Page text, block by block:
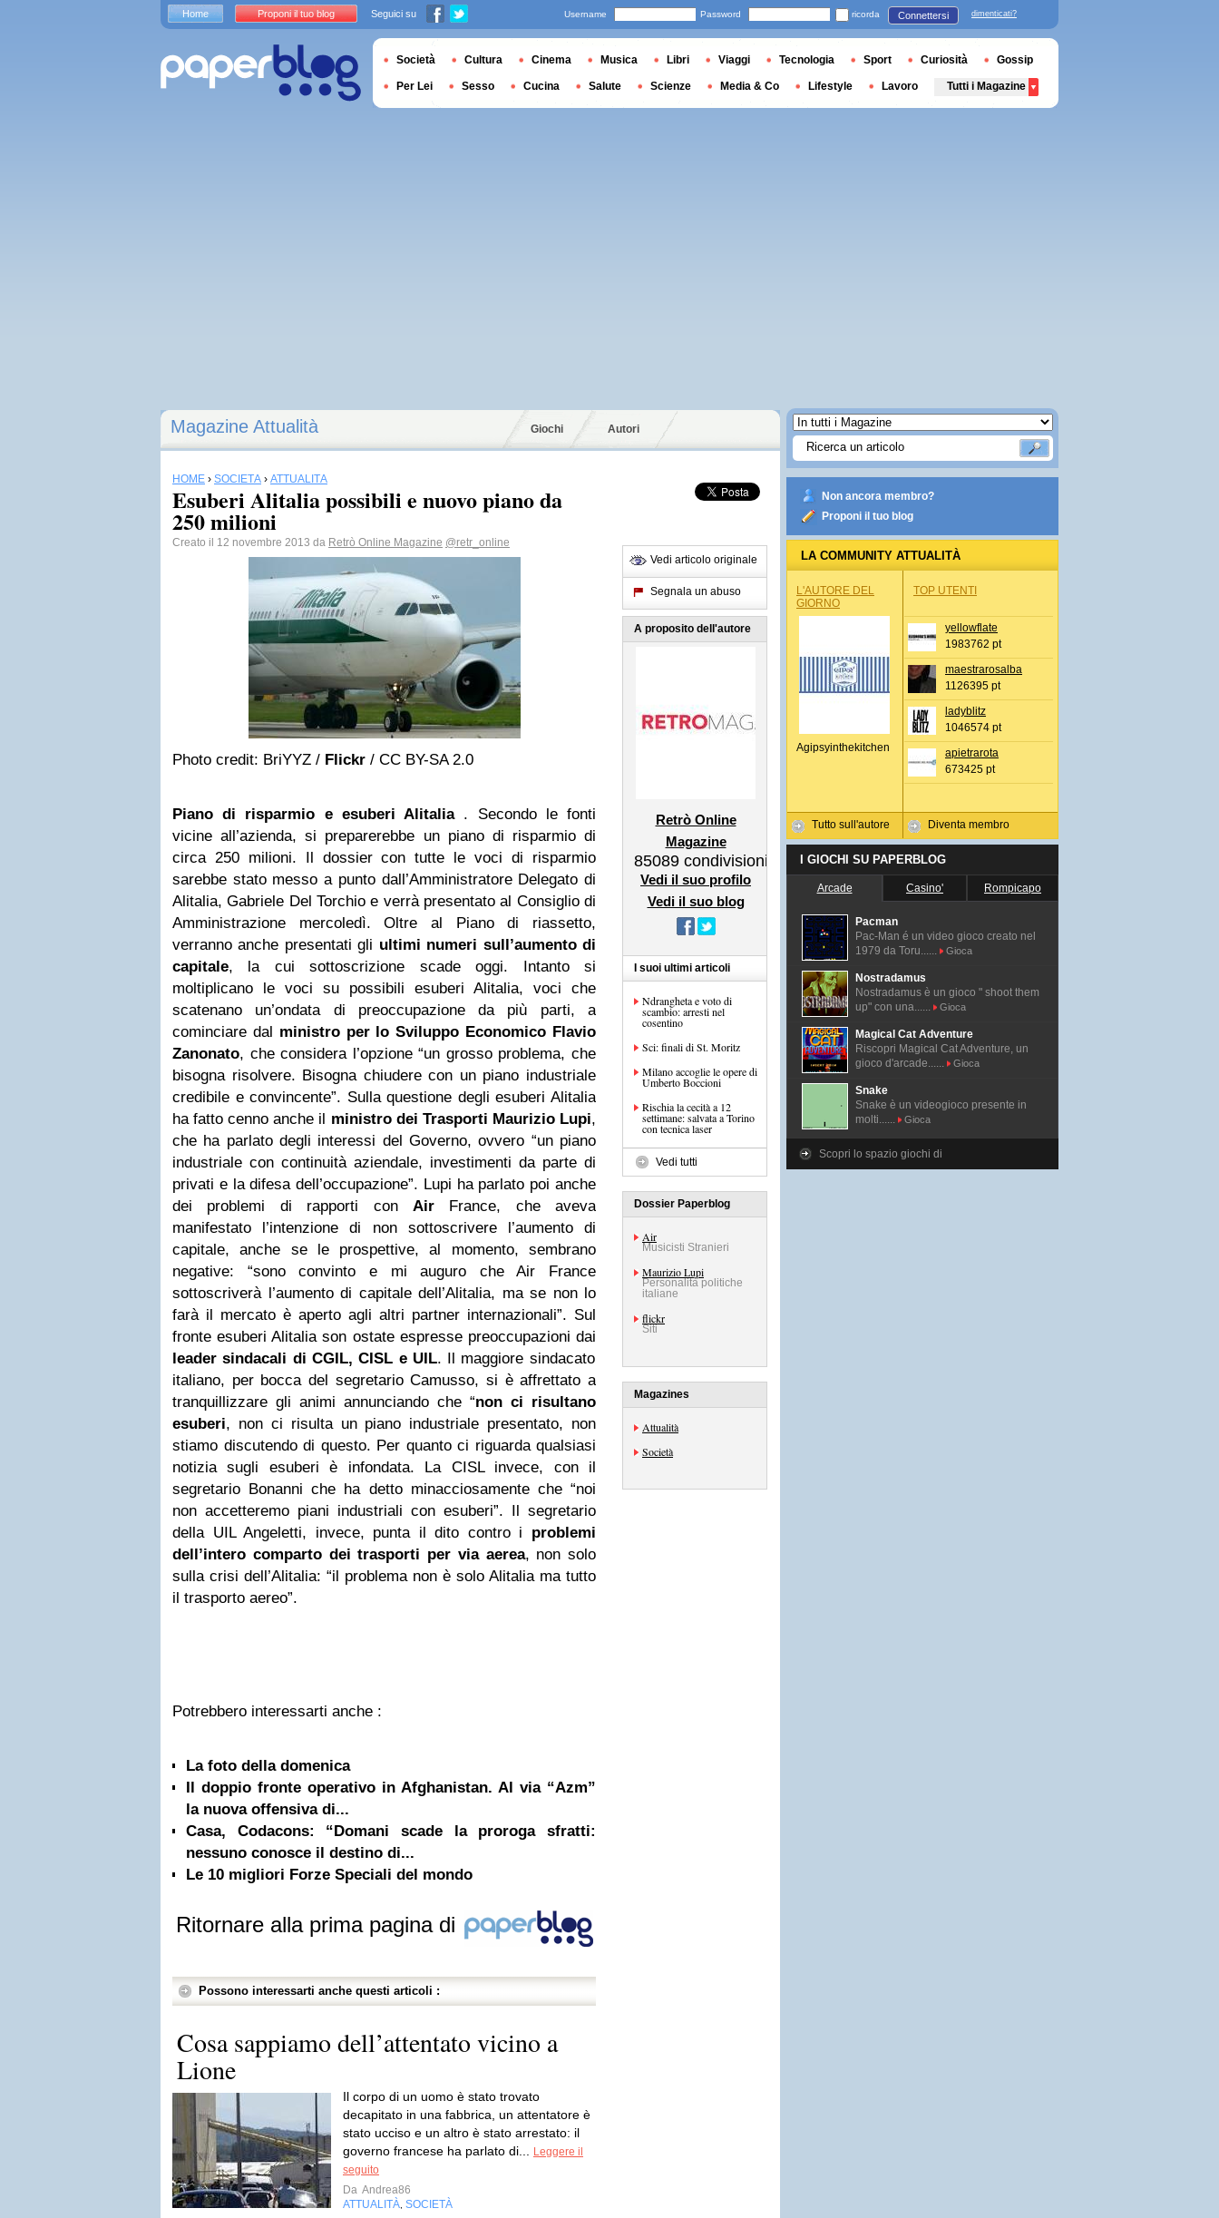
Magazine Attualità Giochi Autori
HOME › SOCIETÀ › ATTUALITÀ
Esuberi Alitalia possibili e nuovo piano da
250 milioni
Creato il 12 novembre 2013 da Retrò Online Magazine @retr_online
Photo credit: BriYYZ / Flickr / CC BY-SA 2.0
Piano di risparmio e esuberi Alitalia. Secondo le fonti
vicine all’azienda, si preparerebbe un piano di risparmio di
circa 250 milioni. Il dossier con tutte le voci di risparmio
sarebbe stato messo a punto dall’Amministratore Delegato di
Alitalia, Gabriele Del Torchio e verrà presentato al Consiglio di
Amministrazione mercoledì. Oltre al Piano di riassetto,
verranno anche presentati gli ultimi numeri sull’aumento di
capitale, la cui sottoscrizione scade oggi. Intanto si
moltiplicano le voci su possibili esuberi Alitalia, voci che
scatenano un’ondata di preoccupazione da più parti, a
cominciare dal ministro per lo Sviluppo Economico Flavio
Zanonato, che considera l’opzione “un grosso problema, che
bisogna risolvere. Bisogna chiudere con un piano industriale
credibile e convincente”. Sulla questione degli esuberi Alitalia
ha fatto cenno anche il ministro dei Trasporti Maurizio Lupi,
che ha parlato degli interessi del Governo, ovvero “un piano
industriale con continuità aziendale, investimenti da parte di
privati e la difesa dell’occupazione”. Lupi ha parlato poi anche
dei problemi di rapporti con AirFrance, che aveva
manifestato l’intenzione di non sottoscrivere l’aumento di
capitale, anche se le prospettive, al momento, sembrano
negative: “sono convinto e mi auguro che Air France
sottoscriverà l’aumento di capitale dell’Alitalia, ma se non lo
farà il mercato è aperto agli altri partner internazionali”. Sul
fronte esuberi Alitalia son ostate espresse preoccupazioni dai
leader sindacali di CGIL, CISL e UIL. Il maggiore sindacato
italiano, per bocca del segretario Camusso, si è affrettato a
tranquillizzare gli animi annunciando che “non ci risultano
esuberi, non ci risulta un piano industriale presentato, non
stiamo discutendo di questo. Per quanto ci riguarda qualsiasi
notizia sugli esuberi è infondata. La CISL invece, con il
segretario Bonanni che ha detto minacciosamente che “noi
non accetteremo piani industriali con esuberi”. Il segretario
della UIL Angeletti, invece, punta il dito contro i problemi
dell’intero comparto dei trasporti per via aerea, non solo
sulla crisi dell’Alitalia: “il problema non è solo Alitalia ma tutto
il trasporto aereo”.
Potrebbero interessarti anche :
La foto della domenica
Il doppio fronte operativo in Afghanistan. Al via “Azm”
la nuova offensiva di...
Casa, Codacons: “Domani scade la proroga sfratti:
nessuno conosce il destino di...
Le 10 migliori Forze Speciali del mondo
Ritornare alla prima pagina di
Possono interessarti anche questi articoli :
Cosa sappiamo dell’attentato vicino a
Lione
Il corpo di un uomo è stato trovato
decapitato in una fabbrica, un attentatore è
stato ucciso e un altro è stato arrestato: il
governo francese ha parlato di...
Leggere il
seguito
Da Andrea86
ATTUALITÀ SOCIETÀ
Vedi articolo originale
Segnala un abuso
A proposito dell'autore
Retrò Online
Magazine
85089 condivisioni
Vedi il suo profilo
Vedi il suo blog
I suoi ultimi articoli
Ndrangheta e voto di
scambio: arresti nel
cosentino
Sci: finali di St. Moritz
Milano accoglie le opere di
Umberto Boccioni
Rischia la cecità a 12
settimane: salvata a Torino
con tecnica laser
Vedi tutti
Dossier Paperblog
Air
Musicisti Stranieri
Maurizio Lupi
Personalità politiche
italiane
flickr
Siti
Magazines
Attualità
Società
Non ancora membro?
Proponi il tuo blog
LA COMMUNITY ATTUALITÀ
L'AUTORE DEL
GIORNO
Agipsyinthekitchen
Tutto sull'autore
TOP UTENTI
yellowflate
1983762 pt
maestrarosalba
1126395 pt
ladyblitz
1046574 pt
apietrarota
673425 pt
Diventa membro
I GIOCHI SU PAPERBLOG
Arcade Casino' Rompicapo
Pacman
Pac-Man é un video gioco creato nel
1979 da Toru......
Gioca
Nostradamus
Nostradamus è un gioco " shoot them
up" con una......
Gioca
Magical Cat Adventure
Riscopri Magical Cat Adventure, un
gioco d'arcade......
Gioca
Snake
Snake è un videogioco presente in
molti......
Gioca
Scopri lo spazio giochi di
Home Proponi il tuo blog Seguici su Username Password ricorda Connettersi dimenticati?
Società Cultura Cinema Musica Libri Viaggi Tecnologia Sport Curiosità Gossip
Per Lei Sesso Cucina Salute Scienze Media & Co Lifestyle Lavoro Tutti i Magazine